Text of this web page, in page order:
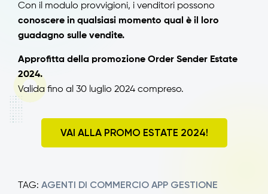
Con il modulo provvigioni, i venditori possono
conoscere in qualsiasi momento qual è il loro
guadagno sulle vendite.
Approfitta della promozione Order Sender Estate
2024.
Valida fino al 30 luglio 2024 compreso.
VAI ALLA PROMO ESTATE 2024!
TAG: AGENTI DI COMMERCIO APP GESTIONE